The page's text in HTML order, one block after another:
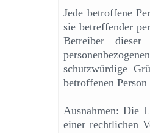
Jede betroffene
sie betreffender
Betreiber dieser
schutzwürdige
betroffenen
Ausnahmen: Die
einer rechtlichen